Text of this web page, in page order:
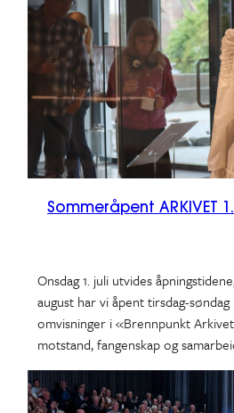
Sommeråpent ARKIVET
Onsdag 1. juli utvides
august har vi åpent tirsdag-søndag
omvisninger i «Brennpunkt
motstand, fangenskap og